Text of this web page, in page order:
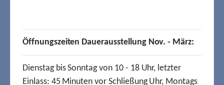
Öffnungszeiten Dauerausstellung Nov. - März:
Dienstag bis Sonntag von 10 - 18 Uhr, letzter
Einlass: 45 Minuten vor Schließung Uhr, Montags